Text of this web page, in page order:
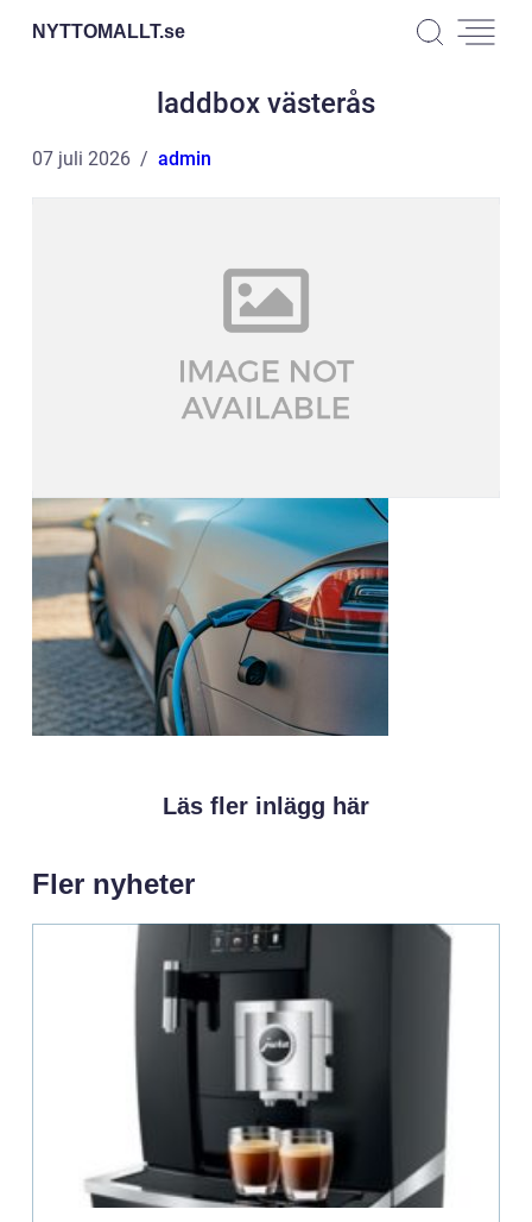
NYTTOMALLT.se
laddbox västerås
07 juli 2026 admin
Läs fler inlägg här
Fler nyheter